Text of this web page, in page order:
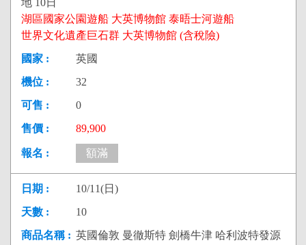
地 10日
湖區國家公園遊船 大英博物館 泰晤士河遊船
世界文化遺產巨石群 大英博物館 (含稅險)
英國
32
0
89,900
額滿
10/11(日)
10
英國倫敦 曼徹斯特 劍橋牛津 哈利波特發源